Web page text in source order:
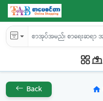
Back home